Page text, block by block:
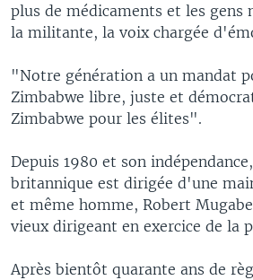
plus de médicaments et les gens
la militante, la voix chargée
"Notre génération a un mandat
Zimbabwe libre, juste et
Zimbabwe pour les élites".
Depuis 1980 et son
britannique est dirigée d'une
et même homme, Robert
vieux dirigeant en exercice de la
Après bientôt quarante ans de